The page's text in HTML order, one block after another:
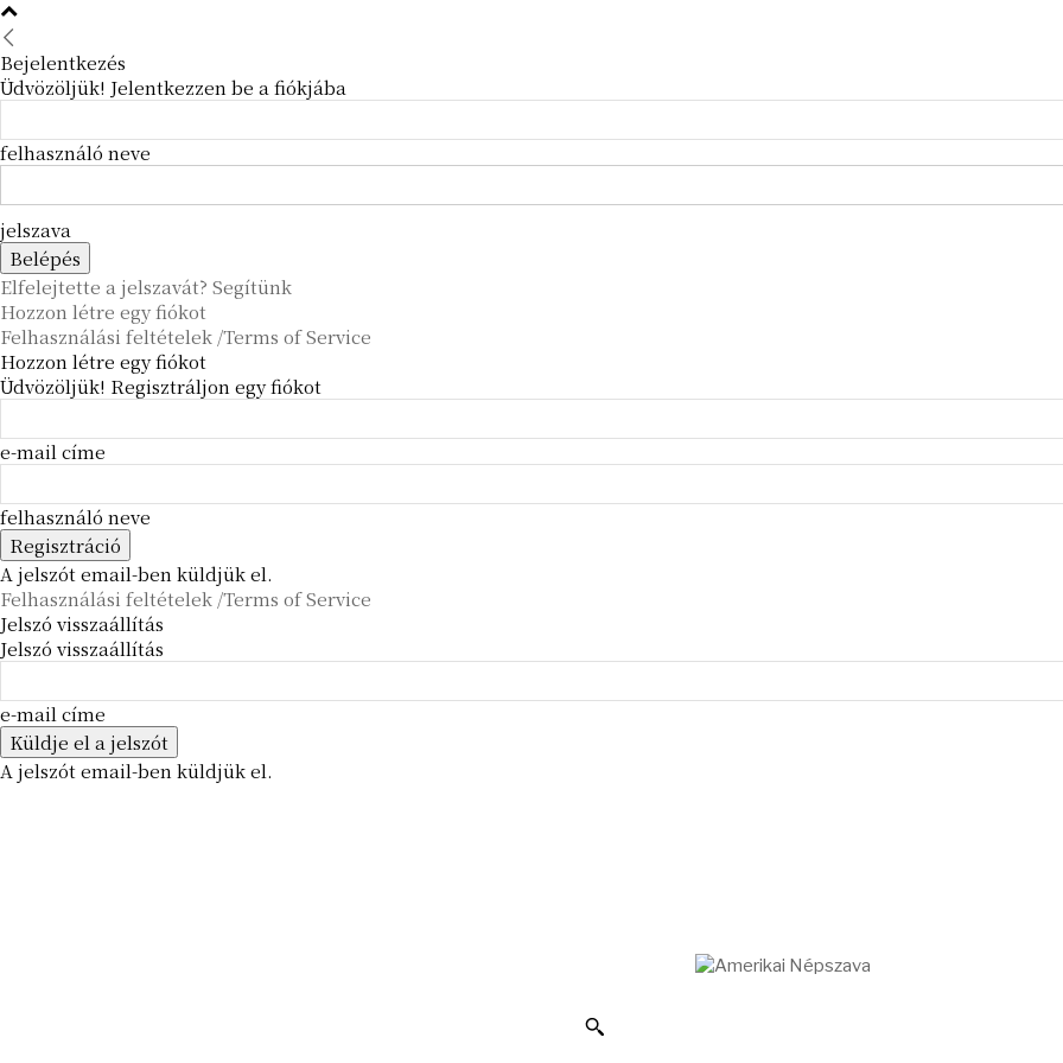
Bejelentkezés
Üdvözöljük! Jelentkezzen be a fiókjába
felhasználó neve
jelszava
Elfelejtette a jelszavát? Segítünk
Hozzon létre egy fiókot
Felhasználási feltételek /Terms of Service
Hozzon létre egy fiókot
Üdvözöljük! Regisztráljon egy fiókot
e-mail címe
felhasználó neve
A jelszót email-ben küldjük el.
Felhasználási feltételek /Terms of Service
Jelszó visszaállítás
Jelszó visszaállítás
e-mail címe
A jelszót email-ben küldjük el.